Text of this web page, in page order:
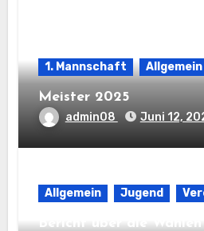
1. Mannschaft Allgemein
Meister 2025
admin08 Juni 12,
Allgemein Jugend
Bericht über die